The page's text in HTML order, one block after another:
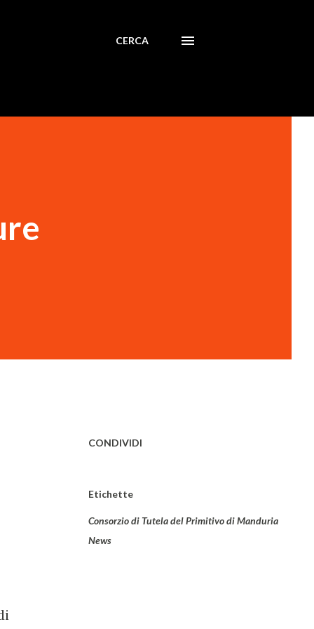
CERCA
CONDIVIDI
Etichette
Consorzio di Tutela del Primitivo di Manduria
News